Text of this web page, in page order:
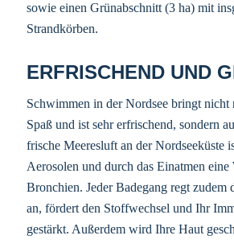
sowie einen Grünabschnitt (3 ha) mit
Strandkörben.
ERFRISCHEND UND
Schwimmen in der Nordsee bringt nicht
Spaß und ist sehr erfrischend, sondern
frische Meeresluft an der Nordseeküste
Aerosolen und durch das Einatmen
Bronchien. Jeder Badegang regt zudem
an, fördert den Stoffwechsel und Ihr
gestärkt. Außerdem wird Ihre Haut